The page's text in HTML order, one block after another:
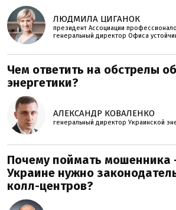
ЛЮДМИЛА ЦИГАНОК
президент Ассоциации
генеральный директор Офиса
Чем ответить на обстрелы
энергетики?
АЛЕКСАНДР КОВАЛЕНКО
генеральный директор Украинской
Почему поймать мошенника
Украине нужно
колл-центров?